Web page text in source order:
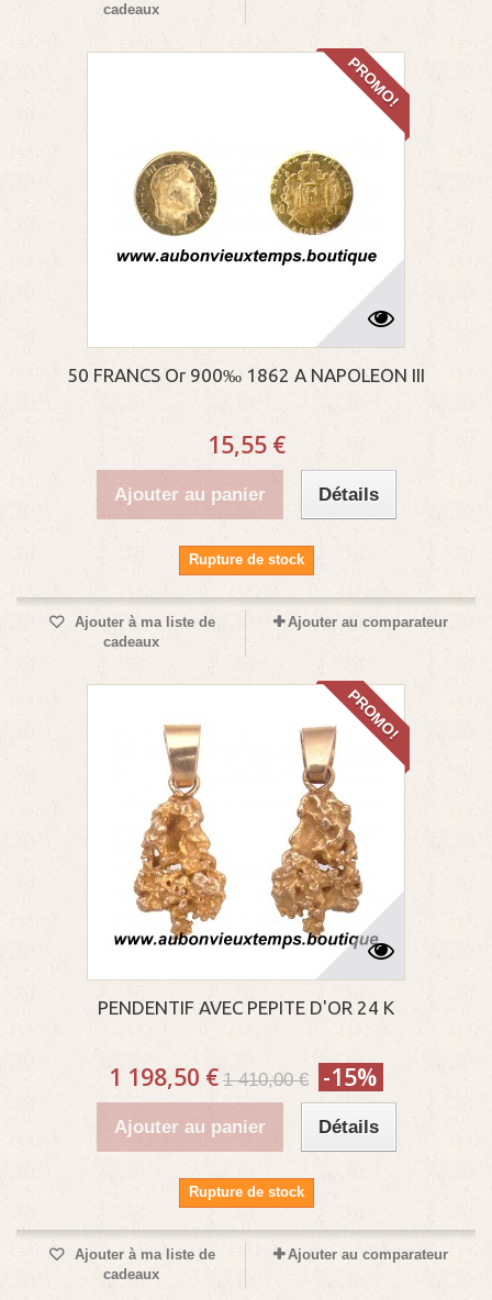
cadeaux
PROMO!
50 FRANCS Or 900‰ 1862 A NAPOLEON III
15,55 €
Ajouter au panier Détails
Rupture de stock
Ajouter à ma liste de
cadeaux
Ajouter au comparateur
PROMO!
PENDENTIF AVEC PEPITE D'OR 24 K
1 198,50 € 1 410,00 € -15%
Ajouter au panier Détails
Rupture de stock
Ajouter à ma liste de
cadeaux
Ajouter au comparateur